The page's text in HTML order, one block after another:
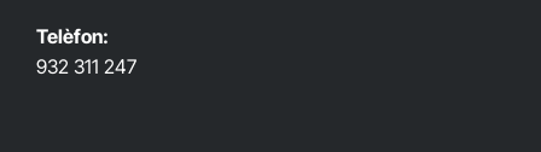
Telèfon:
932 311 247